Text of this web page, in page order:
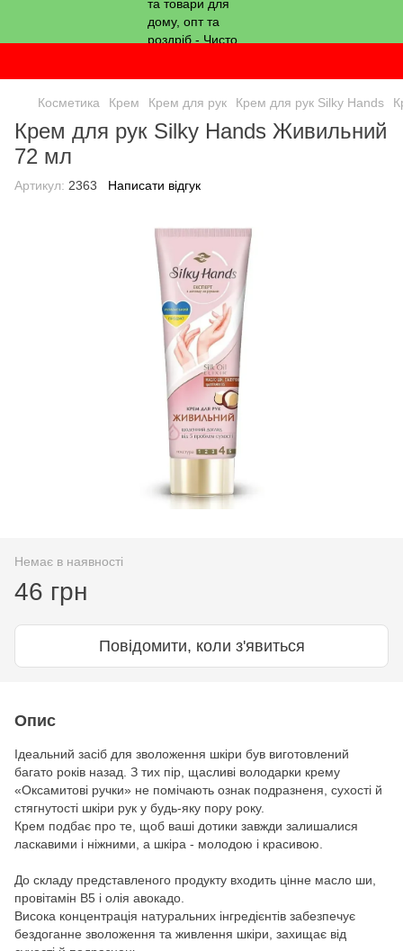
Косметика Крем Крем для рук Крем для рук Silky Hands
Крем для рук Silky Hands Живильний
72 мл
Артикул: 2363 Написати відгук
Немає в наявності
46 грн
Повідомити, коли з'явиться
Опис
Ідеальний засіб для зволоження шкіри був виготовлений
багато років назад. З тих пір, щасливі володарки крему
«Оксамитові ручки» не помічають ознак подразненя, сухості й
стягнутості шкіри рук у будь-яку пору року.
Крем подбає про те, щоб ваші дотики завжди залишалися
ласкавими і ніжними, а шкіра - молодою і красивою.
До складу представленого продукту входить цінне масло ши,
провітамін В5 і олія авокадо.
Висока концентрація натуральних інгредієнтів забезпечує
бездоганне зволоження та живлення шкіри, захищає від